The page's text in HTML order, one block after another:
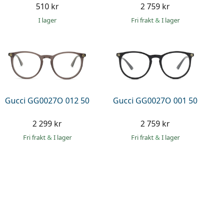
510 kr
I lager
2 759 kr
Fri frakt& I lager
Gucci GG0027O 012 50
2 299 kr
Fri frakt& I lager
Gucci GG0027O 001 50
2 759 kr
Fri frakt& I lager